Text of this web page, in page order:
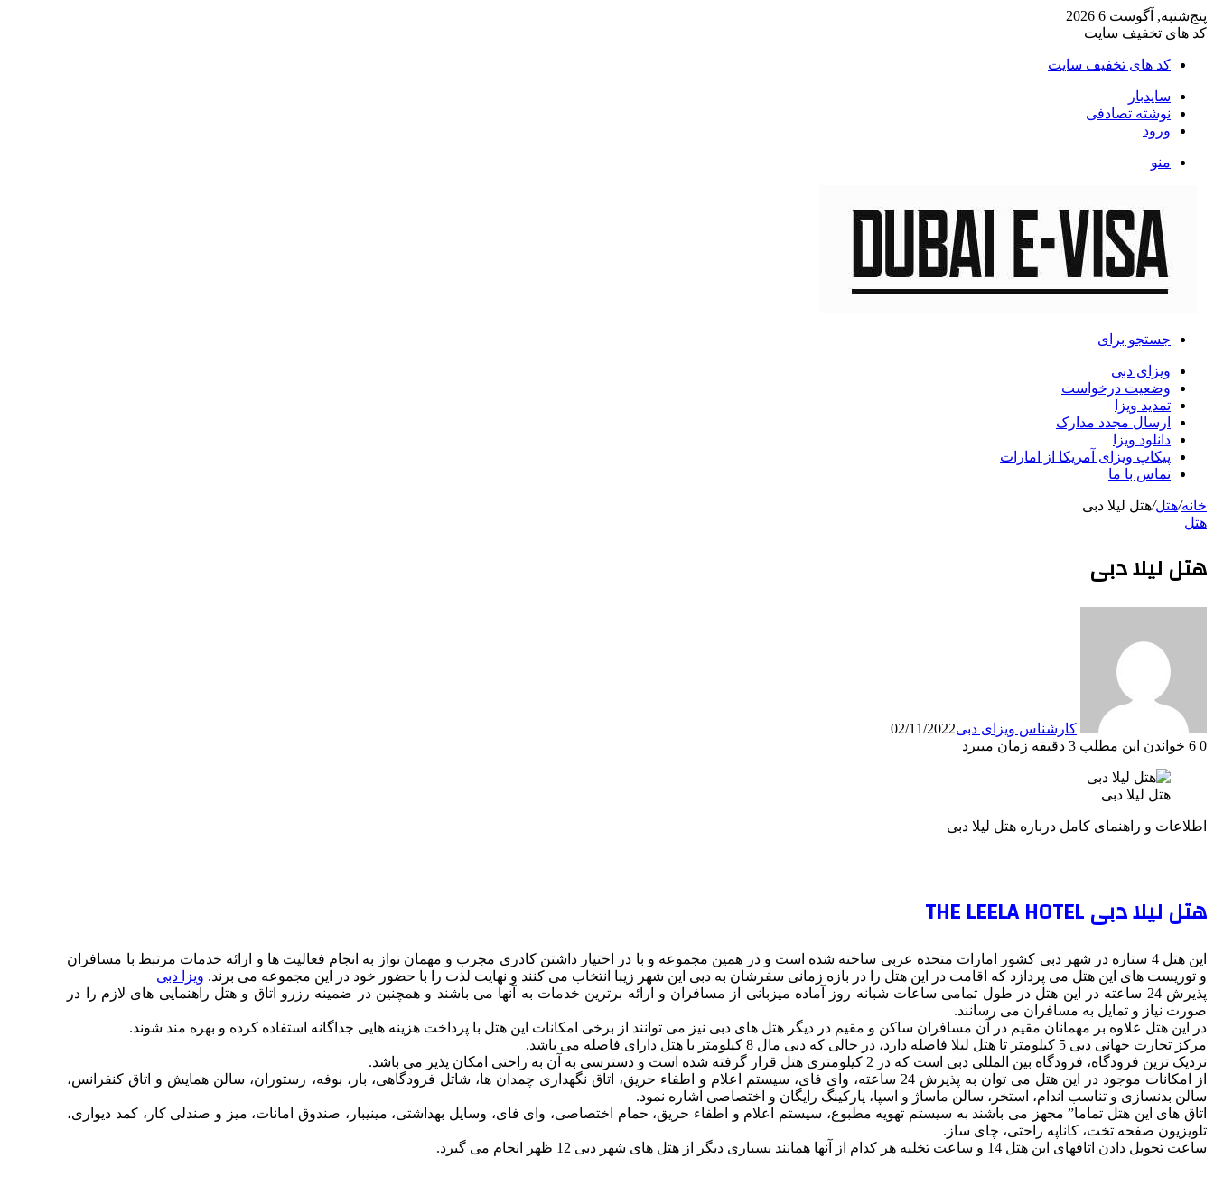
پنج‌شنبه, آگوست 6 2026
کد های تخفیف سایت
کد های تخفیف سایت
سایدبار
نوشته تصادفی
ورود
منو
جستجو برای
ویزای دبی
وضعیت درخواست
تمدید ویزا
ارسال مجدد مدارک
دانلود ویزا
پیکاپ ویزای آمریکا از امارات
تماس با ما
خانه/هتل/هتل لیلا دبی
هتل
هتل لیلا دبی
کارشناس ویزای دبی02/11/2022
0
خواندن این مطلب 3 دقیقه زمان میبرد
هتل لیلا دبی
اطلاعات و راهنمای کامل درباره هتل لیلا دبی
هتل لیلا دبی THE LEELA HOTEL
این هتل 4 ستاره در شهر دبی کشور امارات متحده عربی ساخته شده است و در همین مجموعه و با در اختیار داشتن کادری مجرب و مهمان نواز به انجام فعالیت ها و ارائه خدمات مرتبط با مسافران
و توریست های این هتل می پردازد که اقامت در این هتل را در بازه زمانی سفرشان به دبی این شهر زیبا انتخاب می کنند و نهایت لذت را با حضور خود در این مجموعه می برند. ویزا دبی
پذیرش 24 ساعته در این هتل در طول تمامی ساعات شبانه روز آماده میزبانی از مسافران و ارائه برترین خدمات به آنها می باشند و همچنین در ضمینه رزرو اتاق و هتل راهنمایی های لازم را در
صورت نیاز و تمایل به مسافران می رسانند.
در این هتل علاوه بر مهمانان مقیم در آن مسافران ساکن و مقیم در دیگر هتل های دبی نیز می توانند از برخی امکانات این هتل با پرداخت هزینه هایی جداگانه استفاده کرده و بهره مند شوند.
مرکز تجارت جهانی دبی 5 کیلومتر تا هتل لیلا فاصله دارد، در حالی که دبی مال 8 کیلومتر با هتل دارای فاصله می باشد.
نزدیک ترین فرودگاه، فرودگاه بین المللی دبی است که در 2 کیلومتری هتل قرار گرفته شده است و دسترسی به آن به راحتی امکان پذیر می باشد.
از امکانات موجود در این هتل می توان به پذیرش 24 ساعته، وای فای، سیستم اعلام و اطفاء حریق، اتاق نگهداری چمدان ها، شاتل فرودگاهی، بار، بوفه، رستوران، سالن همایش و اتاق کنفرانس،
سالن بدنسازی و تناسب اندام، استخر، سالن ماساژ و اسپا، پارکینگ رایگان و اختصاصی اشاره نمود.
اتاق های این هتل تماما” مجهز می باشند به سیستم تهویه مطبوع، سیستم اعلام و اطفاء حریق، حمام اختصاصی، وای فای، وسایل بهداشتی، مینیبار، صندوق امانات، میز و صندلی کار، کمد دیواری،
تلویزیون صفحه تخت، کاناپه راحتی، چای ساز.
ساعت تحویل دادن اتاقهای این هتل 14 و ساعت تخلیه هر کدام از آنها همانند بسیاری دیگر از هتل های شهر دبی 12 ظهر انجام می گیرد.